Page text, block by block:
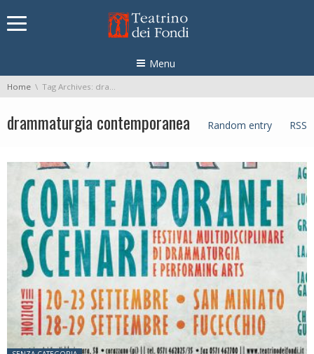
Menu
You are here:
Home Tag Archives: drammaturgia contemporanea
drammaturgia contemporanea Random entry RSS